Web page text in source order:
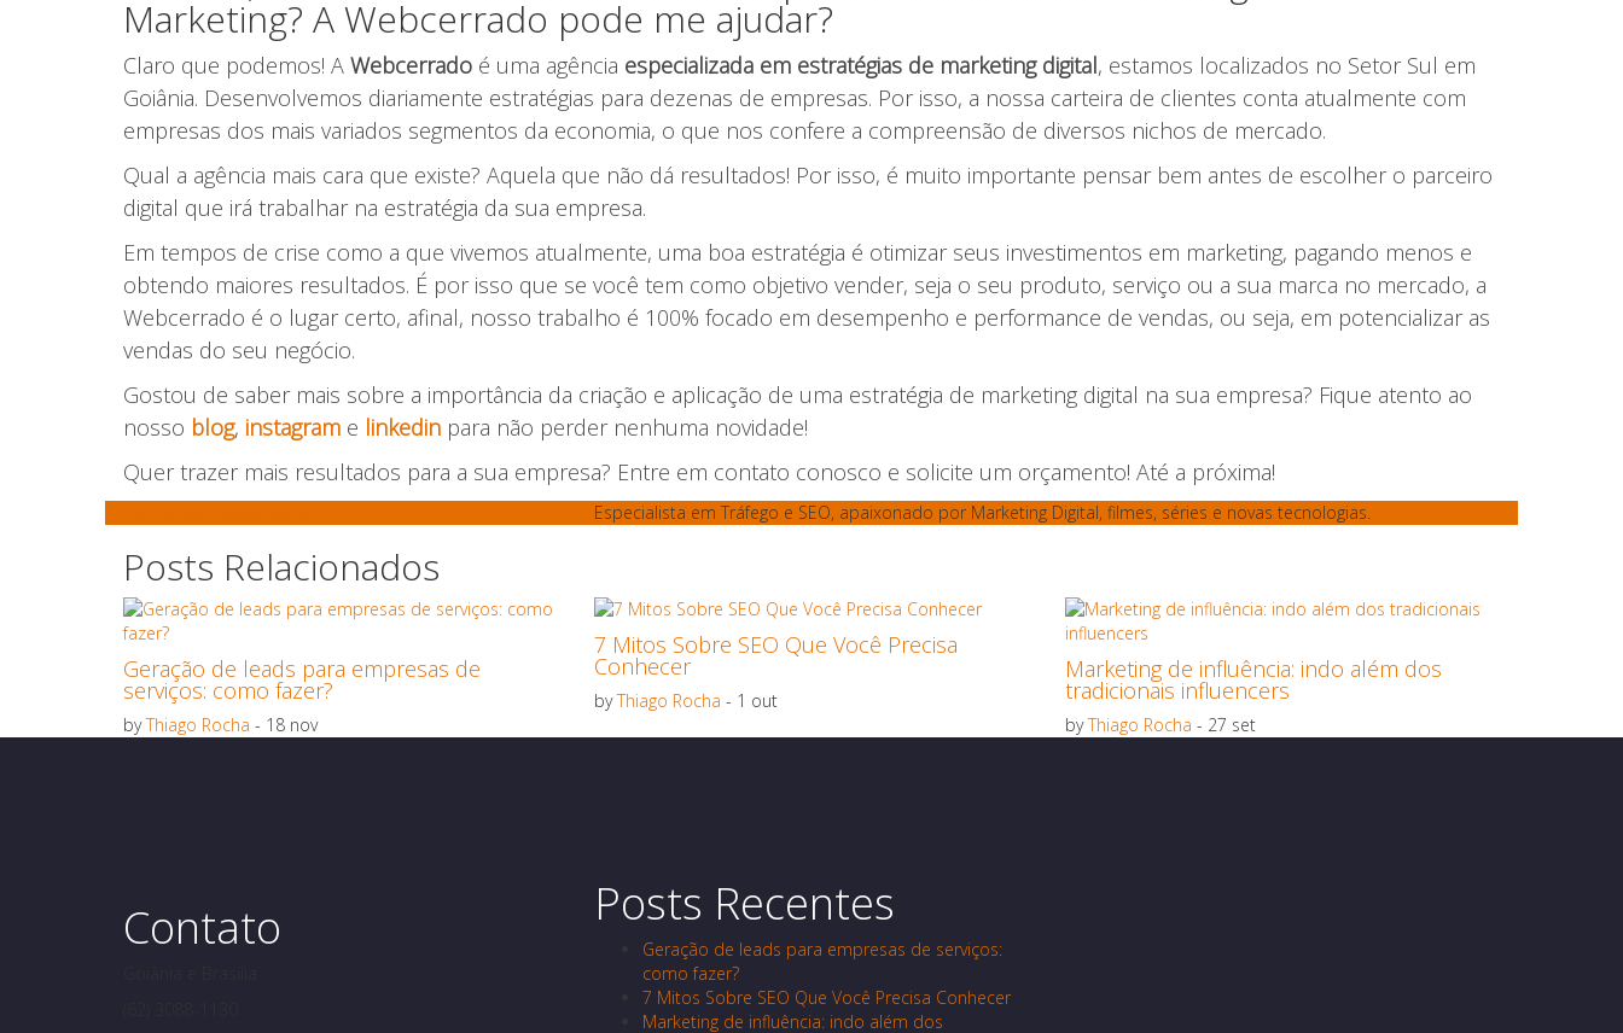
Marketing? A Webcerrado pode me ajudar?
Claro que podemos! A Webcerrado é uma agência especializada em estratégias de marketing digital, estamos localizados no Setor Sul em
Goiânia. Desenvolvemos diariamente estratégias para dezenas de empresas. Por isso, a nossa carteira de clientes conta atualmente com
empresas dos mais variados segmentos da economia, o que nos confere a compreensão de diversos nichos de mercado.
Qual a agência mais cara que existe? Aquela que não dá resultados! Por isso, é muito importante pensar bem antes de escolher o parceiro
digital que irá trabalhar na estratégia da sua empresa.
Em tempos de crise como a que vivemos atualmente, uma boa estratégia é otimizar seus investimentos em marketing, pagando menos e
obtendo maiores resultados. É por isso que se você tem como objetivo vender, seja o seu produto, serviço ou a sua marca no mercado, a
Webcerrado é o lugar certo, afinal, nosso trabalho é 100% focado em desempenho e performance de vendas, ou seja, em potencializar as
vendas do seu negócio.
Gostou de saber mais sobre a importância da criação e aplicação de uma estratégia de marketing digital na sua empresa? Fique atento ao
nosso blog, instagram e linkedin para não perder nenhuma novidade!
Quer trazer mais resultados para a sua empresa? Entre em contato conosco e solicite um orçamento! Até a próxima!
Especialista em Tráfego e SEO, apaixonado por Marketing Digital, filmes, séries e novas tecnologias.
Posts Relacionados
Geração de leads para empresas de
serviços: como fazer?
byThiago Rocha - 18 nov
7 Mitos Sobre SEO Que Você Precisa
Conhecer
byThiago Rocha - 1 out
Marketing de influência: indo além dos
tradicionais influencers
byThiago Rocha - 27 set
Contato Posts Recentes
Geração de leads para empresas de serviços:
como fazer?
7 Mitos Sobre SEO Que Você Precisa Conhecer
Marketing de influência: indo além dos